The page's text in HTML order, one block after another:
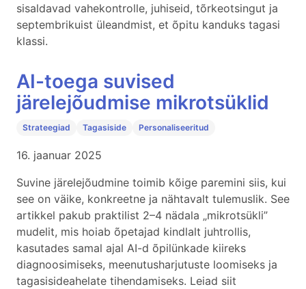
sisaldavad vahekontrolle, juhiseid, tõrkeotsingut ja
septembrikuist üleandmist, et õpitu kanduks tagasi
klassi.
AI-toega suvised
järelejõudmise mikrotsüklid
Strateegiad Tagasiside Personaliseeritud
16. jaanuar 2025
Suvine järelejõudmine toimib kõige paremini siis, kui
see on väike, konkreetne ja nähtavalt tulemuslik. See
artikkel pakub praktilist 2–4 nädala „mikrotsükli”
mudelit, mis hoiab õpetajad kindlalt juhtrollis,
kasutades samal ajal AI-d õpilünkade kiireks
diagnoosimiseks, meenutusharjutuste loomiseks ja
tagasisideahelate tihendamiseks. Leiad siit